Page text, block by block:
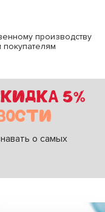
производству
5%
о самых